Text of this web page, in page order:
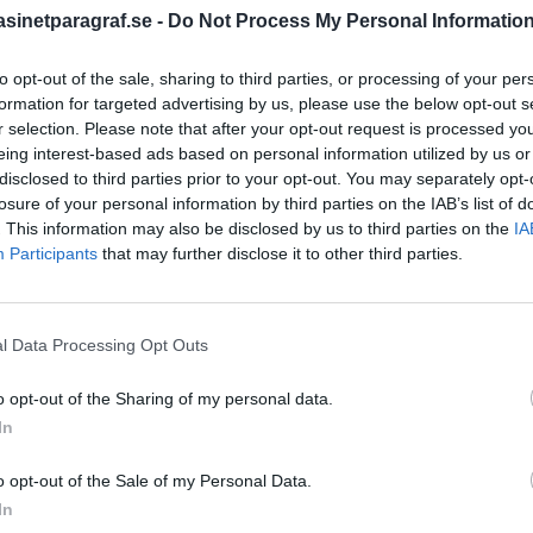
- Do Not Process My Personal Information
opt-out of the sale, sharing to third parties, or processing of your
for targeted advertising by us, please use the below opt-out
selection. Please note that after your opt-out request is processed
interest-based ads based on personal information utilized by us
to third parties prior to your opt-out. You may separately
of your personal information by third parties on the IAB’s list of
This information may also be disclosed by us to third parties on the
Participants that may further disclose it to other third parties.
Data Processing Opt Outs
opt-out of the Sharing of my personal data.
opt-out of the Sale of my Personal Data.
utveckling av
har minskat de
rånarna plötsligt
Para§raf. I en
Dick Sundevall om
Donald Trump Dömda
FängelseFörhör Grov
Jimmie Åkesson
Kriminalvården
LagarMichael
Misshandel
Mordförsök Nilsson-
Poliser